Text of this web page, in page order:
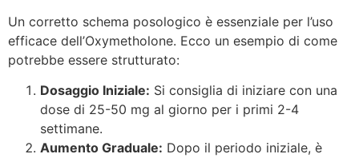
Un corretto schema posologico è essenziale per l’uso
efficace dell’Oxymetholone. Ecco un esempio di come
potrebbe essere strutturato:
Dosaggio Iniziale: Si consiglia di iniziare con una
dose di 25-50 mg al giorno per i primi 2-4
settimane.
Aumento Graduale: Dopo il periodo iniziale, è